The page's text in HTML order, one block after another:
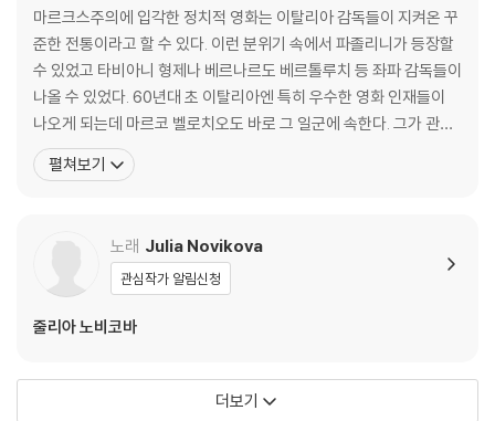
골레토의 경우는 만토바의 팔라초 테, 팔라초 두칼레, 테아트로 비비에나
에서, 라 트라비아타의 경우는 이탈리아 대사관, 베르사이유의 여왕의 햄
릿, 생루이섬 등지에서, 토스카의 경우는 각 막마다 지정된 장소인 발레의
성 안드레아 성당(1막), 파르네세 궁전(2막), 성 안젤로 궁전(3막)에서 촬
영을 했다. 이렇게 오페라 하우스의 무대라는 한정된 공간을 벗어났기에
작품 장면마다의 사실성과 스토리의 연계성, 적확한 상황묘사를 통해 작품
의 스토리 배경을 자세하게 파악, 음악과 분위기 모두를 온전하게 이해할
가장 먼저 1992년작 토스카에서는 로마의 각 지역을 배경으로 플라시도
도밍고가 카바라도시, 캐서린 말피타노가 토스카, 루지에로 라이몬디가
스카르피아로 등장하여 강렬함과 드라마적 흡인력을 더하고, 조명에 의한
음영의 대조와 현대적인 감수성이 돋보이는 2000년작 라 트라비아타에
도 파네라이가 등장하여 현대에서도 충분히 공감할 수 있는 극을 펼쳐낸
다. 특히 이전 시대의 거장 파네라이의 등장이 극에 무게감과 사실성을 더
마르크스주의에 입각한 정치적 영화는 이탈리아 감독들이 지켜온 꾸
준한 전통이라고 할 수 있다. 이런 분위기 속에서 파졸리니가 등장할
수 있었고 타비아니 형제나 베르나르도 베르톨루치 등 좌파 감독들이
나올 수 있었다. 60년대 초 이탈리아엔 특히 우수한 영화 인재들이
나오게 되는데 마르코 벨로치오도 바로 그 일군에 속한다. 그가 관심
을 두고 있는 것은 자신의 뿌리에 대한 탐구이다. 사회 축소판이자 반
영인 학교, 교회, 가정 등에서 벨로치오는 세상이 선택한 가치들과 생
펼쳐보기
노래 Julia Novikova
관심작가 알림신청
줄리아 노비코바
더보기